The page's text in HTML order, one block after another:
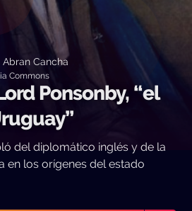
Abran Cancha
Commons
Ponsonby, “el
del diplomático inglés y de la
en los orígenes del estado